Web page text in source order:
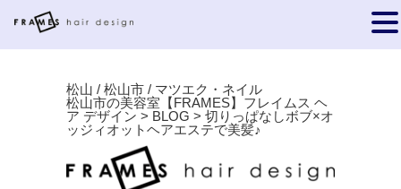
松山 / 松山市 / マツエク・ネイル
松山市の美容室【FRAMES】フレイムス ヘ
ア デザイン > BLOG > 切りっぱなしボブ×オ
ッジィオットヘアエステで美髪♪